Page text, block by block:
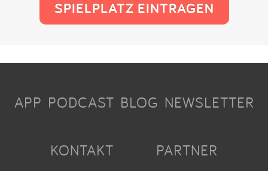
SPIELPLATZ EINTRAGEN
APP PODCAST BLOG NEWSLETTER
KONTAKT PARTNER